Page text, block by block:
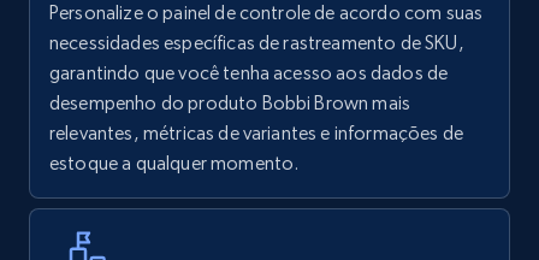
Walmart - products
URL, Final price, Sku, Currency, Gtin,
Specifications, Image urls, Top reviews, and
more.
Personalize o painel de controle de acordo com suas
necessidades específicas de rastreamento de SKU,
garantindo que você tenha acesso aos dados de
desempenho do produto Bobbi Brown mais
relevantes, métricas de variantes e informações de
estoque a qualquer momento.